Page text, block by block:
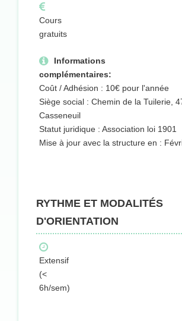
Cours
gratuits
Informations
complémentaires:
Coût / Adhésion : 10€ pour l'année
Siège social : Chemin de la Tuilerie,
Casseneuil
Statut juridique : Association loi 1901
Mise à jour avec la structure en :
RYTHME ET MODALITÉS
D'ORIENTATION
Extensif
(<
6h/sem)